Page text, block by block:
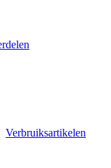
Verbruiksartikelen